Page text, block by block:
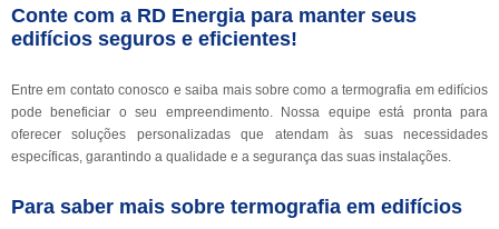
Conte com a RD Energia para manter seus
edifícios seguros e eficientes!
Entre em contato conosco e saiba mais sobre como a termografia em edifícios
pode beneficiar o seu empreendimento. Nossa equipe está pronta para
oferecer soluções personalizadas que atendam às suas necessidades
específicas, garantindo a qualidade e a segurança das suas instalações.
Para saber mais sobre termografia em edifícios